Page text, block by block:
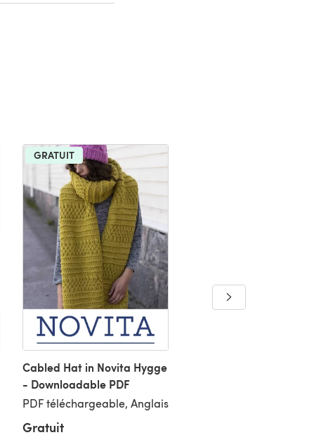
GRATUIT
Cabled Hat in Novita Hygge
- Downloadable PDF
PDF téléchargeable, Anglais
Gratuit